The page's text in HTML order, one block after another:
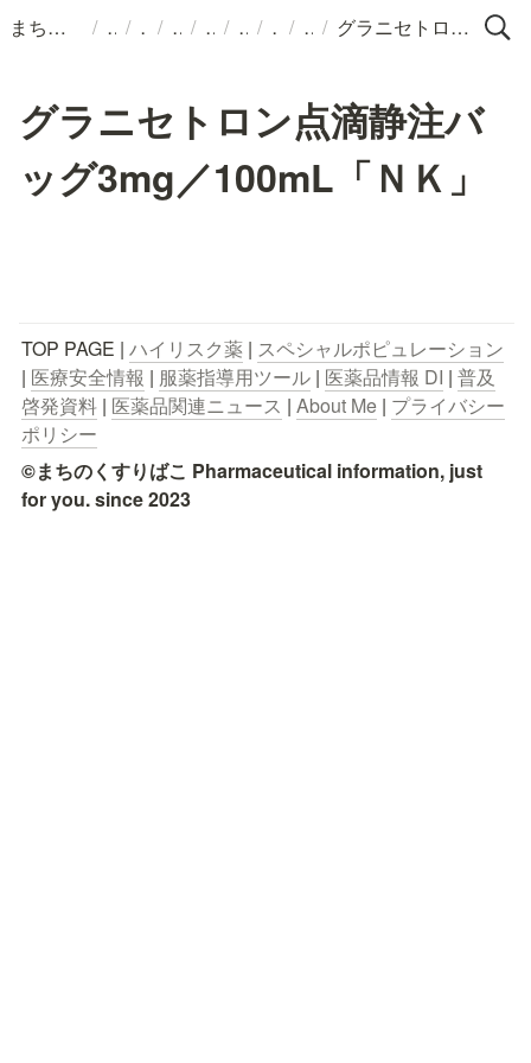
まちのくすりばこ / / / / / / / / グラニセトロン点滴静注バッグ3mg／100mL「ＮＫ」
グラニセトロン点滴静注バ
ッグ3mg／100mL「ＮＫ」
TOP PAGE | ハイリスク薬 | スペシャルポピュレーション
| 医療安全情報 | 服薬指導用ツール | 医薬品情報 DI | 普及
啓発資料 | 医薬品関連ニュース | About Me | プライバシー
ポリシー
©まちのくすりばこ Pharmaceutical information, just
for you. since 2023